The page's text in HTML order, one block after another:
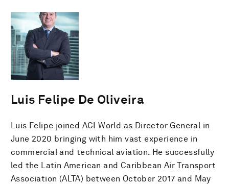
Luis Felipe De Oliveira
Luis Felipe joined ACI World as Director General in
June 2020 bringing with him vast experience in
commercial and technical aviation. He successfully
led the Latin American and Caribbean Air Transport
Association (ALTA) between October 2017 and May